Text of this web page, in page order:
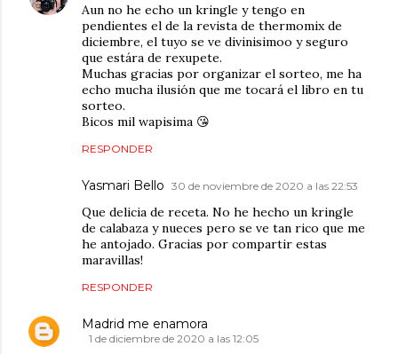
Aun no he echo un kringle y tengo en
pendientes el de la revista de thermomix de
diciembre, el tuyo se ve divinisimoo y seguro
que estára de rexupete.
Muchas gracias por organizar el sorteo, me ha
echo mucha ilusión que me tocará el libro en tu
sorteo.
Bicos mil wapisima 😘
RESPONDER
Yasmari Bello 30 de noviembre de 2020 a las 22:53
Que delicia de receta. No he hecho un kringle
de calabaza y nueces pero se ve tan rico que me
he antojado. Gracias por compartir estas
maravillas!
RESPONDER
Madrid me enamora
1 de diciembre de 2020 a las 12:05